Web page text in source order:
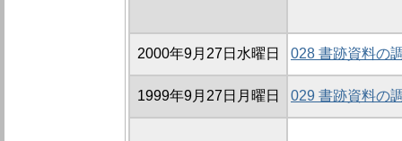
2000年9月27日水曜日 028 書跡資料の
1999年9月27日月曜日 029 書跡資料の